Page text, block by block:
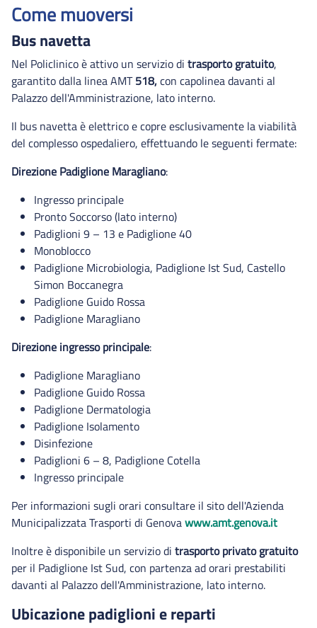
Neuroscienze sperimentali
Oncologia cellulare
Oncologia molecolare e angiogenesi
Patologia e immunologia sperimentale
Patologia molecolare
Regolazione dell'espressione genica
Padiglione Maragliano
Padiglione Monoblocco
Padiglione Sommariva
Padiglione Specialità
Palazzo Amministrazione
Pronto soccorso DEA
Come muoversi
Bus navetta
Nel Policlinico è attivo un servizio di trasporto gratuito,
garantito dalla linea AMT518,con capolinea davanti al
Palazzo dell'Amministrazione, lato interno.
Il bus navetta è elettrico e copre esclusivamente la viabilità
del complesso ospedaliero, effettuando le seguenti fermate:
Direzione Padiglione Maragliano:
Ingresso principale
Pronto Soccorso (lato interno)
Padiglioni 9 – 13 e Padiglione 40
Monoblocco
Padiglione Microbiologia, Padiglione Ist Sud, Castello
Simon Boccanegra
Padiglione Guido Rossa
Padiglione Maragliano
Direzione ingresso principale:
Padiglione Maragliano
Padiglione Guido Rossa
Padiglione Dermatologia
Padiglione Isolamento
Disinfezione
Padiglioni 6 – 8, Padiglione Cotella
Ingresso principale
Per informazioni sugli orari consultare il sito dell'Azienda
Municipalizzata Trasporti di Genovawww.amt.genova.it
Inoltre è disponibile un servizio di trasporto privato gratuito
per il Padiglione Ist Sud, con partenza ad orari prestabiliti
davanti al Palazzo dell'Amministrazione, lato interno.
Ubicazione padiglioni e reparti